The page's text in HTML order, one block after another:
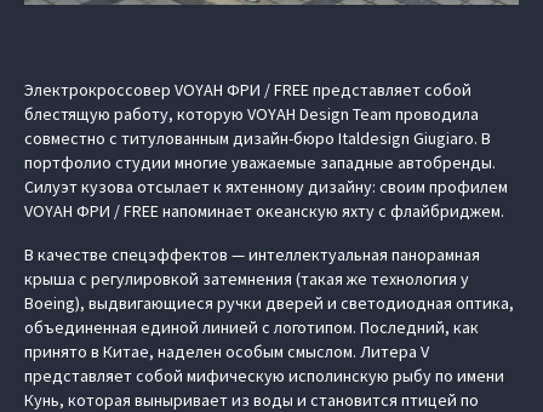
Электрокроссовер VOYAH ФРИ / FREE представляет собой
блестящую работу, которую VOYAH Design Team проводила
совместно с титулованным дизайн-бюро Italdesign Giugiaro. В
портфолио студии многие уважаемые западные автобренды.
Силуэт кузова отсылает к яхтенному дизайну: своим профилем
VOYAH ФРИ / FREE напоминает океанскую яхту с флайбриджем.
В качестве спецэффектов — интеллектуальная панорамная
крыша с регулировкой затемнения (такая же технология у
Boeing), выдвигающиеся ручки дверей и светодиодная оптика,
объединенная единой линией с логотипом. Последний, как
принято в Китае, наделен особым смыслом. Литера V
представляет собой мифическую исполинскую рыбу по имени
Кунь, которая выныривает из воды и становится птицей по